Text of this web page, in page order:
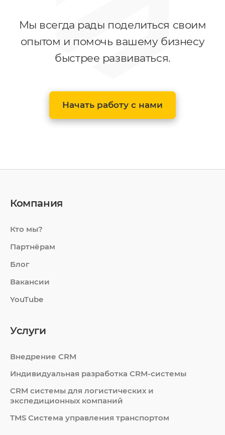
Мы всегда рады поделиться своим
опытом и помочь вашему бизнесу
быстрее развиваться.
Начать работу с нами
Компания
Кто мы?
Партнёрам
Блог
Вакансии
YouTube
Услуги
Внедрение CRM
Индивидуальная разработка CRM-системы
СRM системы для логистических и
экспедиционных компаний
TMS Система управления транспортом